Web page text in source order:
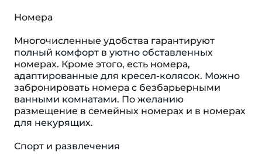
Номера
Многочисленные удобства гарантируют
полный комфорт в уютно обставленных
номерах. Кроме этого, есть номера,
адаптированные для кресел-колясок. Можно
забронировать номера с безбарьерными
ванными комнатами. По желанию
размещение в семейных номерах и в номерах
для некурящих.
Спорт и развлечения